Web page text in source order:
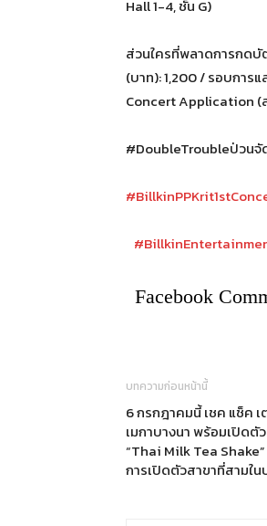
Hall 1-4, ชั้น G)
ส่วนใครที่พลาดการกดบั
(บาท): 1,200 / รอบการ
Concert Application (
#DoubleTroubleป่วน
Facebook
บทความก่อนหน้านี้
6 กรกฎาคมนี้ เชค แช็ค
เมกาบางนา พร้อมเปิด
“Thai Milk Tea
การเปิดตัวสาขาที่สามใน